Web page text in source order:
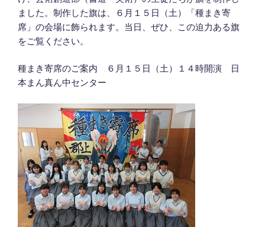
ました。制作した旗は、６月１５日（土）「種まき寄
席」の会場に飾られます。当日、ぜひ、この迫力ある旗
をご覧ください。
種まき寄席のご案内 ６月１５日（土）１４時開演 日
本まん真ん中センター